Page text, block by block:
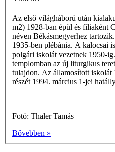
Az első világháború után
m2) 1928-ban épül és filiaként
néven Békásmegyerhez
1935-ben plébánia. A kalocsai
polgári iskolát vezetnek 1950-
templomban az új liturgikus
tulajdon. Az államosított iskolát
részét 1994. március 1-jei
Fotó: Thaler Tamás
Bővebben »